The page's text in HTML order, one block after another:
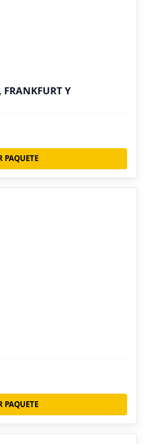
FRANKFURT Y
PAQUETE
PAQUETE